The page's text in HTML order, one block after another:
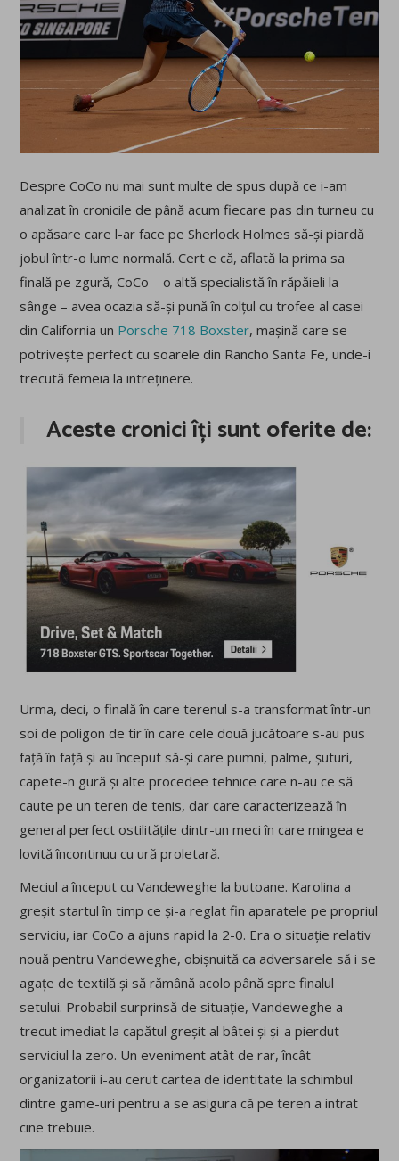
Despre CoCo nu mai sunt multe de spus după ce i-am
analizat în cronicile de până acum fiecare pas din turneu cu
o apăsare care l-ar face pe Sherlock Holmes să-și piardă
jobul într-o lume normală. Cert e că, aflată la prima sa
finală pe zgură, CoCo – o altă specialistă în răpăieli la
sânge – avea ocazia să-și pună în colțul cu trofee al casei
din California un Porsche 718 Boxster, mașină care se
potrivește perfect cu soarele din Rancho Santa Fe, unde-i
trecută femeia la intreținere.
Aceste cronici îți sunt oferite de:
Urma, deci, o finală în care terenul s-a transformat într-un
soi de poligon de tir în care cele două jucătoare s-au pus
față în față și au început să-și care pumni, palme, șuturi,
capete-n gură și alte procedee tehnice care n-au ce să
caute pe un teren de tenis, dar care caracterizează în
general perfect ostilitățile dintr-un meci în care mingea e
lovită încontinuu cu ură proletară.
Meciul a început cu Vandeweghe la butoane. Karolina a
greșit startul în timp ce și-a reglat fin aparatele pe propriul
serviciu, iar CoCo a ajuns rapid la 2-0. Era o situație relativ
nouă pentru Vandeweghe, obișnuită ca adversarele să i se
agațe de textilă și să rămână acolo până spre finalul
setului. Probabil surprinsă de situație, Vandeweghe a
trecut imediat la capătul greșit al bâtei și și-a pierdut
serviciul la zero. Un eveniment atât de rar, încât
organizatorii i-au cerut cartea de identitate la schimbul
dintre game-uri pentru a se asigura că pe teren a intrat
cine trebuie.